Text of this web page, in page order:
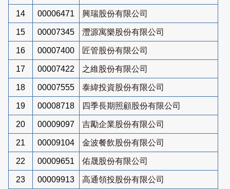
14 00006471 興瑞股份有限公司
15 00007345 灃源寓樂股份有限公司
16 00007400 匠管股份有限公司
17 00007422 之維股份有限公司
18 00007555 泰緯投資股份有限公司
19 00008718 四季長期照顧股份有限公司
20 00009097 吉勵企業股份有限公司
21 00009104 金波餐飲股份有限公司
22 00009651 佑晟股份有限公司
23 00009913 高通領投股份有限公司